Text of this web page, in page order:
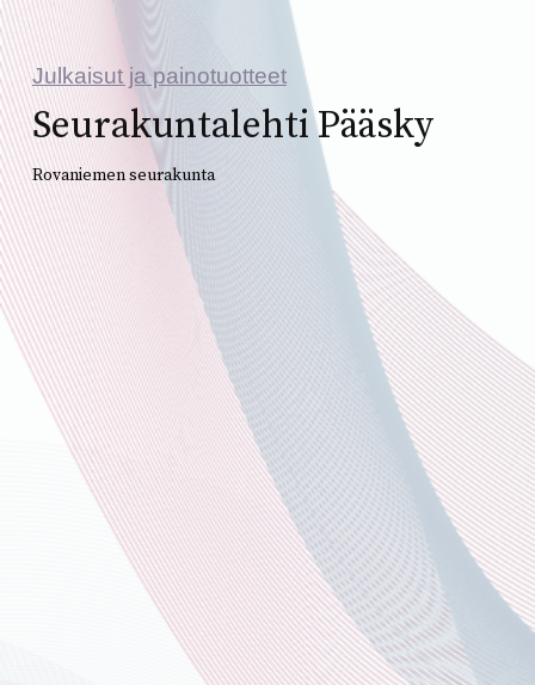
Julkaisut ja painotuotteet
Seurakuntalehti Pääsky
Rovaniemen seurakunta